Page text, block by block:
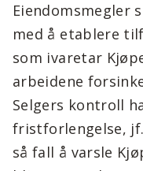
Eiendomsmegler
med å etablere
som ivaretar
arbeidene
Selgers kontroll
fristforlengelse,
så fall å varsle